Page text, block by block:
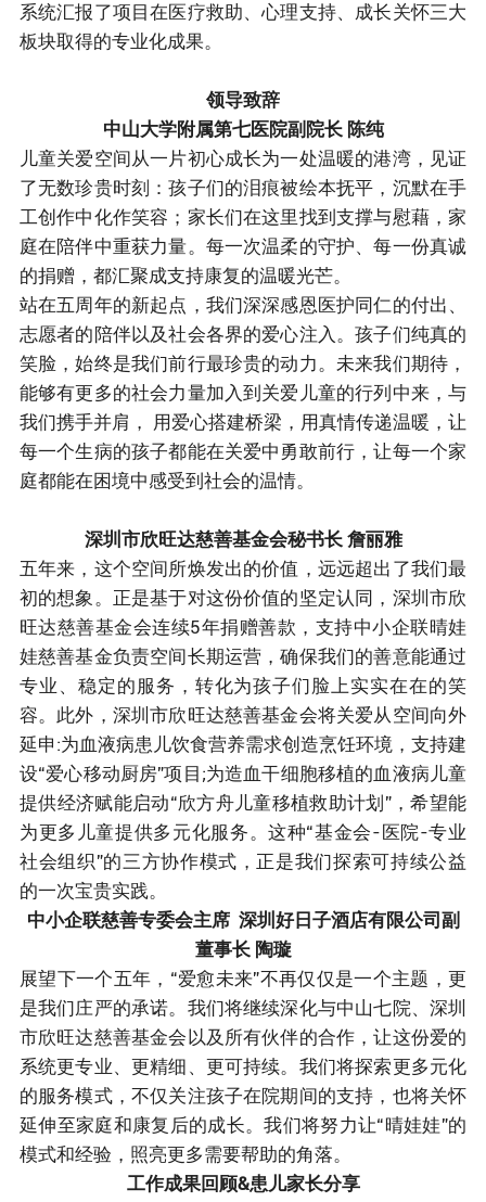
系统汇报了项目在医疗救助、心理支持、成长关怀三大
板块取得的专业化成果。
领导致辞
中山大学附属第七医院副院长 陈纯
儿童关爱空间从一片初心成长为一处温暖的港湾，见证
了无数珍贵时刻：孩子们的泪痕被绘本抚平，沉默在手
工创作中化作笑容；家长们在这里找到支撑与慰藉，家
庭在陪伴中重获力量。每一次温柔的守护、每一份真诚
的捐赠，都汇聚成支持康复的温暖光芒。
站在五周年的新起点，我们深深感恩医护同仁的付出、
志愿者的陪伴以及社会各界的爱心注入。孩子们纯真的
笑脸，始终是我们前行最珍贵的动力。未来我们期待，
能够有更多的社会力量加入到关爱儿童的行列中来，与
我们携手并肩， 用爱心搭建桥梁，用真情传递温暖，让
每一个生病的孩子都能在关爱中勇敢前行，让每一个家
庭都能在困境中感受到社会的温情。
深圳市欣旺达慈善基金会秘书长 詹丽雅
五年来，这个空间所焕发出的价值，远远超出了我们最
初的想象。正是基于对这份价值的坚定认同，深圳市欣
旺达慈善基金会连续5年捐赠善款，支持中小企联晴娃
娃慈善基金负责空间长期运营，确保我们的善意能通过
专业、稳定的服务，转化为孩子们脸上实实在在的笑
容。此外，深圳市欣旺达慈善基金会将关爱从空间向外
延申:为血液病患儿饮食营养需求创造烹饪环境，支持建
设“爱心移动厨房”项目;为造血干细胞移植的血液病儿童
提供经济赋能启动“欣方舟儿童移植救助计划”，希望能
为更多儿童提供多元化服务。这种“基金会-医院-专业
社会组织”的三方协作模式，正是我们探索可持续公益
的一次宝贵实践。
中小企联慈善专委会主席 深圳好日子酒店有限公司副
董事长 陶璇
展望下一个五年，“爱愈未来”不再仅仅是一个主题，更
是我们庄严的承诺。我们将继续深化与中山七院、深圳
市欣旺达慈善基金会以及所有伙伴的合作，让这份爱的
系统更专业、更精细、更可持续。我们将探索更多元化
的服务模式，不仅关注孩子在院期间的支持，也将关怀
延伸至家庭和康复后的成长。我们将努力让“晴娃娃”的
模式和经验，照亮更多需要帮助的角落。
工作成果回顾&患儿家长分享